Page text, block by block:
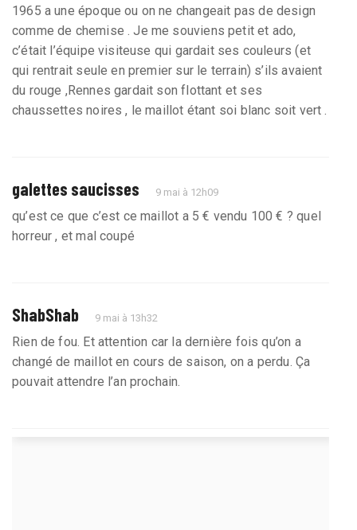
1965 a une époque ou on ne changeait pas de design
comme de chemise . Je me souviens petit et ado,
c’était l’équipe visiteuse qui gardait ses couleurs (et
qui rentrait seule en premier sur le terrain) s’ils avaient
du rouge ,Rennes gardait son flottant et ses
chaussettes noires , le maillot étant soi blanc soit vert .
galettes saucisses 9 mai à 12h09
qu’est ce que c’est ce maillot a 5 € vendu 100 € ? quel
horreur , et mal coupé
ShabShab 9 mai à 13h32
Rien de fou. Et attention car la dernière fois qu’on a
changé de maillot en cours de saison, on a perdu. Ça
pouvait attendre l’an prochain.